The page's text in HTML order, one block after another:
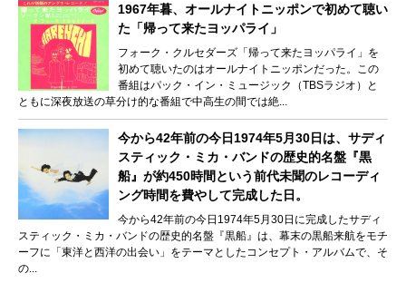
1967年暮、オールナイトニッポンで初めて聴い
た「帰って来たヨッパライ」
フォーク・クルセダーズ「帰って来たヨッパライ」を
初めて聴いたのはオールナイトニッポンだった。この
番組はパック・イン・ミュージック（TBSラジオ）と
ともに深夜放送の草分け的な番組で中高生の間では絶...
今から42年前の今日1974年5月30日は、サディ
スティック・ミカ・バンドの歴史的名盤『黒
船』が約450時間という前代未聞のレコーディ
ング時間を費やして完成した日。
今から42年前の今日1974年5月30日に完成したサディ
スティック・ミカ・バンドの歴史的名盤『黒船』は、幕末の黒船来航をモチ
ーフに「東洋と西洋の出会い」をテーマとしたコンセプト・アルバムで、そ
の...